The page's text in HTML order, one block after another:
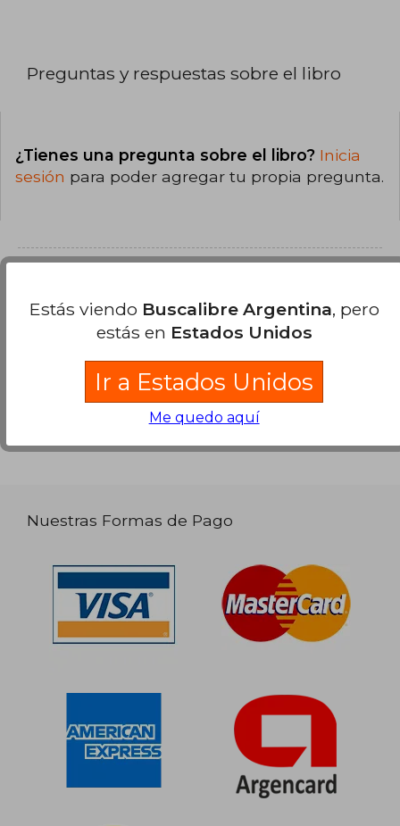
Preguntas y respuestas sobre el libro
¿Tienes una pregunta sobre el libro? Inicia
sesión para poder agregar tu propia pregunta.
Ver más opiniones de clientes
Nuestras Formas de Pago
Estás viendo Buscalibre Argentina, pero
estás en Estados Unidos
Ir a Estados Unidos
Me quedo aquí